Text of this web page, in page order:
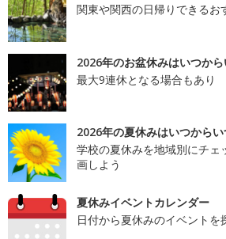
関東や関西の日帰りできるお
2026年のお盆休みはいつから
最大9連休となる場合もあり
2026年の夏休みはいつからい
学校の夏休みを地域別にチェ
画しよう
夏休みイベントカレンダー
日付から夏休みのイベントを